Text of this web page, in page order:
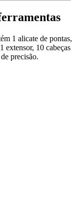
1 alicate de pontas,
extensor, 10 cabeças
precisão.